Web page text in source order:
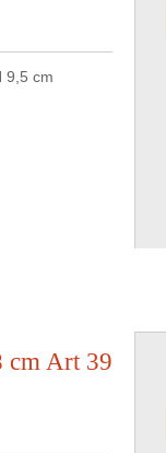
9,5 cm
cm Art 39